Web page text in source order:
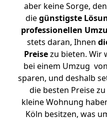
aber keine Sorge,
diegünstigste
professionellen
stets daran, Ihnen
Preisezu bieten. Wir
bei einem Umzug
sparen, und deshalb
die besten Preise
kleine Wohnung
Köln besitzen, was